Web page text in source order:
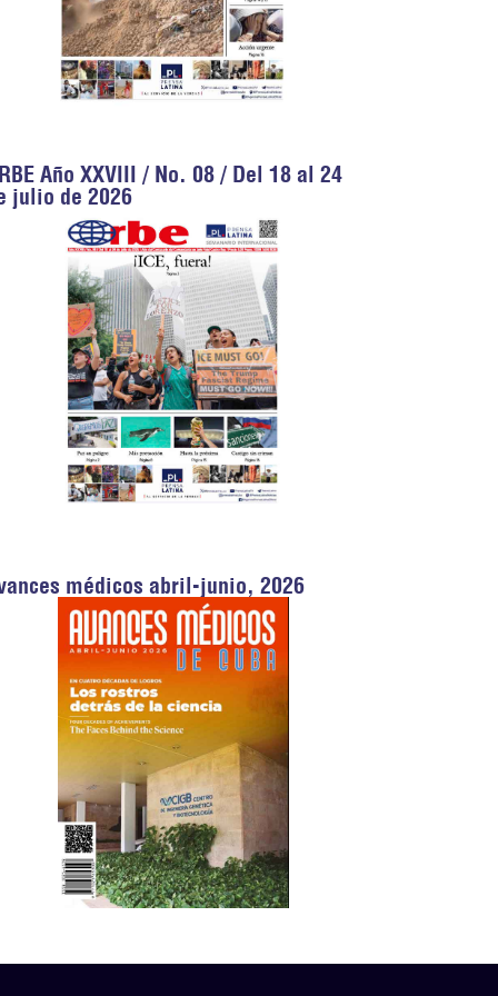
Año XXVIII / No. 08 / Del 18 al 24
julio de 2026
médicos abril-junio, 2026